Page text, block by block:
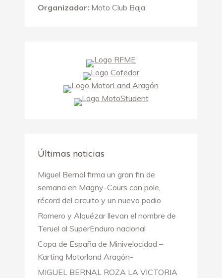
Organizador: Moto Club Baja
Últimas noticias
Miguel Bernal firma un gran fin de
semana en Magny-Cours con pole,
récord del circuito y un nuevo podio
Romero y Alquézar llevan el nombre de
Teruel al SuperEnduro nacional
Copa de España de Minivelocidad –
Karting Motorland Aragón-
MIGUEL BERNAL ROZA LA VICTORIA